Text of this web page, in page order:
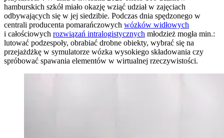
hamburskich szkół miało okazję wziąć udział w zajęciach
odbywających się w jej siedzibie. Podczas dnia spędzonego w
centrali producenta pomarańczowych wózków widłowych
i całościowych rozwiązań intralogistycznych młodzież mogła min.:
lutować podzespoły, obrabiać drobne obiekty, wybrać się na
przejażdżkę w symulatorze wózka wysokiego składowania czy
spróbować spawania elementów w wirtualnej rzeczywistości.